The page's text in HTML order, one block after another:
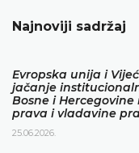
Najnoviji sadržaj
Evropska unija i
jačanje
Bosne i
prava i vladavine
25.06.2026.